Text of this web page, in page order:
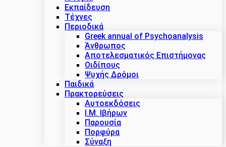
Εκπαίδευση
Τέχνες
Περιοδικά
Greek annual of Psychoanalysis
Άνθρωπος
Αποτελεσματικός Επιστήμονας
Οιδίπους
Ψυχής Δρόμοι
Παιδικά
Πρακτoρεύσεις
Αυτοεκδόσεις
Ι.Μ. Ιβήρων
Παρουσία
Πορφύρα
Σύναξη